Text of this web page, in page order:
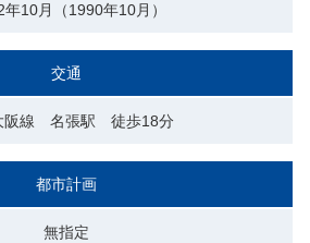
年10月（1990年10月）
交通
阪線 名張駅 徒歩18分
都市計画
無指定